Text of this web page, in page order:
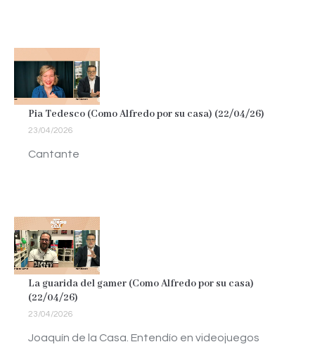
Pia Tedesco (Como Alfredo por su casa) (22/04/26)
23/04/2026
Cantante
La guarida del gamer (Como Alfredo por su casa)
(22/04/26)
23/04/2026
Joaquín de la Casa. Entendío en videojuegos